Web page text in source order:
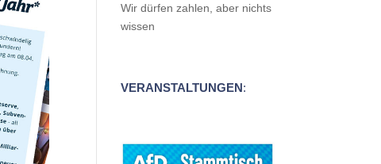
Wir dürfen zahlen, aber nichts
wissen
VERANSTALTUNGEN: